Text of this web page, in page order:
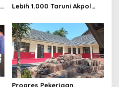
Lebih 1.000 Taruni Akpol
Karakter Siswa Sekolah
Rakyat
Progres Pekerjaan